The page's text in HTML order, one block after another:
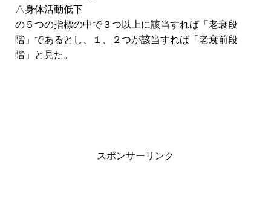
△身体活動低下
の５つの指標の中で３つ以上に該当すれば「老衰段
階」であるとし、１、２つが該当すれば「老衰前段
階」と見た。
スポンサーリンク